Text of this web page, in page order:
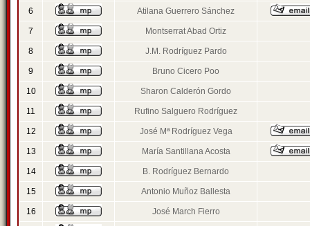
6 Atilana Guerrero Sánchez
7 Montserrat Abad Ortiz
8 J.M. Rodríguez Pardo
9 Bruno Cicero Poo
10 Sharon Calderón Gordo
11 Rufino Salguero Rodríguez
12 José Mª Rodríguez Vega
13 María Santillana Acosta
14 B. Rodríguez Bernardo
15 Antonio Muñoz Ballesta
16 José March Fierro